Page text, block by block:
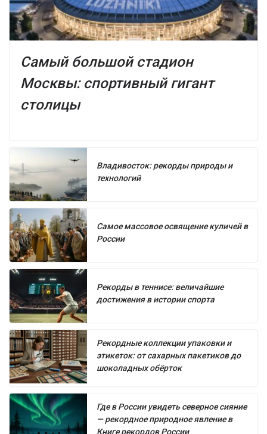
Самый большой стадион
Москвы: спортивный гигант
столицы
Владивосток: рекорды природы и
технологий
Самое массовое освящение куличей в
России
Рекорды в теннисе: величайшие
достижения в истории спорта
Рекордные коллекции упаковки и
этикеток: от сахарных пакетиков до
шоколадных обёрток
Где в России увидеть северное сияние
— рекордное природное явление в
Книге рекордов России